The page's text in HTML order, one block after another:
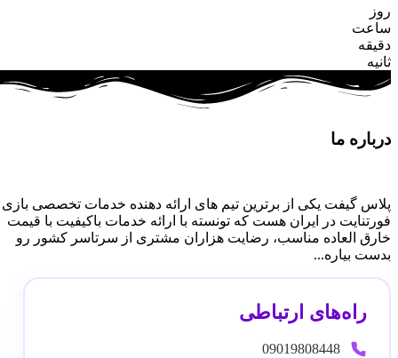
روز
ساعت
دقیقه
ثانیه
درباره ما
پلاس گیفت یکی از برترین تیم های ارائه دهنده خدمات تخصصی بازی
فورتنایت در ایران هست که تونسته با ارائه خدمات باکیفیت با قیمت
خارق العاده مناسب، رضایت هزاران مشتری از سرتاسر کشور رو
بدست بیاره...
راه‌های ارتباطی
09019808448